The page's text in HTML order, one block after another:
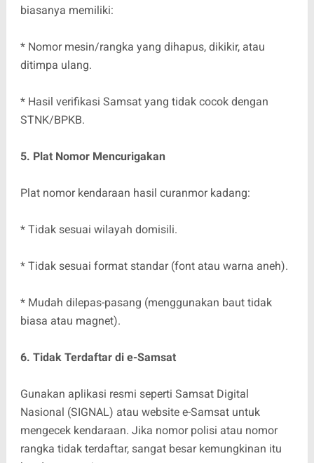
biasanya memiliki:
* Nomor mesin/rangka yang dihapus, dikikir, atau
ditimpa ulang.
* Hasil verifikasi Samsat yang tidak cocok dengan
STNK/BPKB.
5. Plat Nomor Mencurigakan
Plat nomor kendaraan hasil curanmor kadang:
* Tidak sesuai wilayah domisili.
* Tidak sesuai format standar (font atau warna aneh).
* Mudah dilepas-pasang (menggunakan baut tidak
biasa atau magnet).
6. Tidak Terdaftar di e-Samsat
Gunakan aplikasi resmi seperti Samsat Digital
Nasional (SIGNAL) atau website e-Samsat untuk
mengecek kendaraan. Jika nomor polisi atau nomor
rangka tidak terdaftar, sangat besar kemungkinan itu